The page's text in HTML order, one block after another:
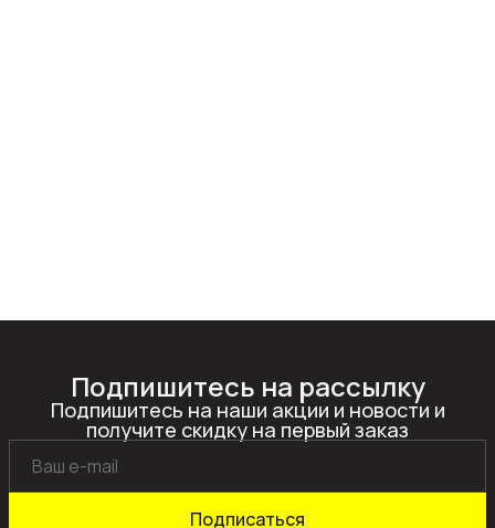
Подпишитесь на рассылку
Подпишитесь на наши акции и новости и
получите скидку на первый заказ
Подписаться